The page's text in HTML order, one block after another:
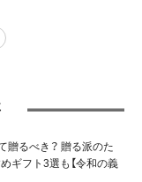
贈るべき？ 贈る派のた
ギフト3選も【令和の義